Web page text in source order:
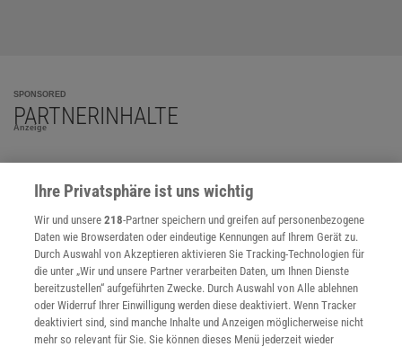
SPONSORED
PARTNERINHALTE
Anzeige
Ihre Privatsphäre ist uns wichtig
Wir und unsere218-Partner speichern und greifen auf personenbezogene
Daten wie Browserdaten oder eindeutige Kennungen auf Ihrem Gerät zu.
Durch Auswahl von Akzeptieren aktivieren Sie Tracking-Technologien für
die unter „Wir und unsere Partner verarbeiten Daten, um Ihnen Dienste
bereitzustellen“ aufgeführten Zwecke. Durch Auswahl von Alle ablehnen
oder Widerruf Ihrer Einwilligung werden diese deaktiviert. Wenn Tracker
deaktiviert sind, sind manche Inhalte und Anzeigen möglicherweise nicht
mehr so relevant für Sie. Sie können dieses Menü jederzeit wieder